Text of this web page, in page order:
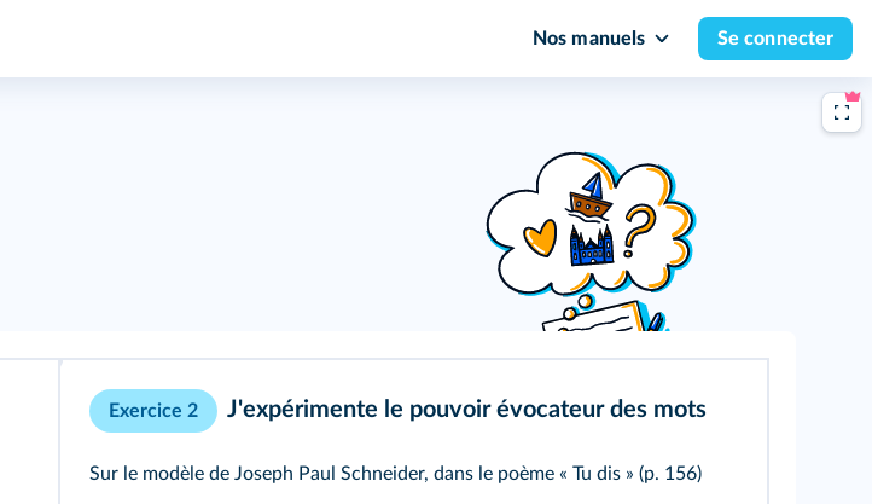
Nos manuels Se connecter
Exercice 2 J'expérimente le pouvoir évocateur des mots
Sur le modèle de Joseph Paul Schneider, dans le poème « Tu dis » (p. 156)